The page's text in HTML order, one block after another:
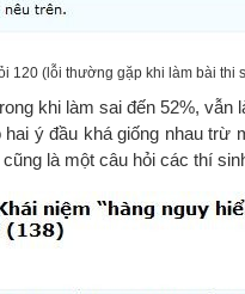
120 (lỗi thường gặp khi làm bài thi
khi làm sai đến 52%, vẫn
ý đầu khá giống nhau trừ
là một câu hỏi các thí